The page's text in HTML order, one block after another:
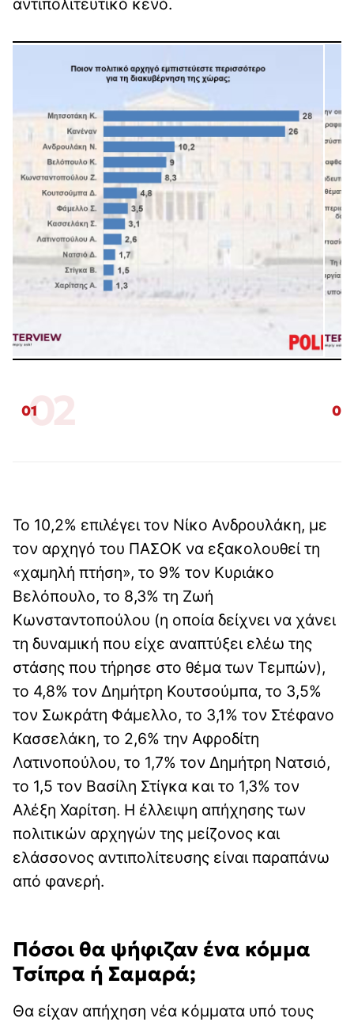
αντιπολιτευτικό κενό.
0102 02
Το 10,2% επιλέγει τον Νίκο Ανδρουλάκη, με
τον αρχηγό του ΠΑΣΟΚ να εξακολουθεί τη
«χαμηλή πτήση», το 9% τον Κυριάκο
Βελόπουλο, το 8,3% τη Ζωή
Κωνσταντοπούλου (η οποία δείχνει να χάνει
τη δυναμική που είχε αναπτύξει ελέω της
στάσης που τήρησε στο θέμα των Τεμπών),
το 4,8% τον Δημήτρη Κουτσούμπα, το 3,5%
τον Σωκράτη Φάμελλο, το 3,1% τον Στέφανο
Κασσελάκη, το 2,6% την Αφροδίτη
Λατινοπούλου, το 1,7% τον Δημήτρη Νατσιό,
το 1,5 τον Βασίλη Στίγκα και το 1,3% τον
Αλέξη Χαρίτση. Η έλλειψη απήχησης των
πολιτικών αρχηγών της μείζονος και
ελάσσονος αντιπολίτευσης είναι παραπάνω
από φανερή.
Πόσοι θα ψήφιζαν ένα κόμμα
Τσίπρα ή Σαμαρά;
Θα είχαν απήχηση νέα κόμματα υπό τους